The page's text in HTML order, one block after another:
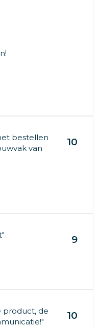
bestellen
van
10
9
product, de
10